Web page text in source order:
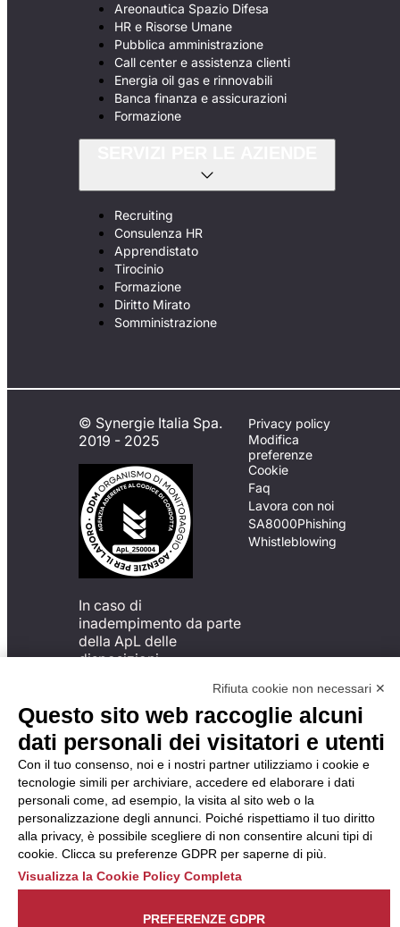
Areonautica Spazio Difesa
HR e Risorse Umane
Pubblica amministrazione
Call center e assistenza clienti
Energia oil gas e rinnovabili
Banca finanza e assicurazioni
Formazione
Recruiting
Consulenza HR
Apprendistato
Tirocinio
Formazione
Diritto Mirato
Somministrazione
© Synergie Italia Spa.
2019 - 2025
In caso di
inadempimento da parte
della ApL delle
disposizioni
possibile presentare un
reclamo
all’Organismo di
Monitoraggio utilizzando
una delle modalità
descritte al seguente
indirizzo web
https://odm-
agenzielavoro.it/reclami/.
Privacy policy
Modifica
preferenze
Cookie
Faq
Lavora con noi
SA8000Phishing
Whistleblowing
Rifiuta cookie non necessari ✕
Questo sito web raccoglie alcuni
dati personali dei visitatori e utenti
Con il tuo consenso, noi e i nostri partner utilizziamo i cookie e
tecnologie simili per archiviare, accedere ed elaborare i dati
personali come, ad esempio, la visita al sito web o la
personalizzazione degli annunci. Poiché rispettiamo il tuo diritto
alla privacy, è possibile scegliere di non consentire alcuni tipi di
cookie. Clicca su preferenze GDPR per saperne di più.
Visualizza la Cookie Policy Completa
PREFERENZE GDPR